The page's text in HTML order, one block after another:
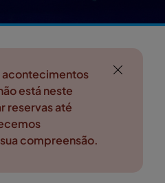
acontecimentos
está neste
reservas até
compreensão.